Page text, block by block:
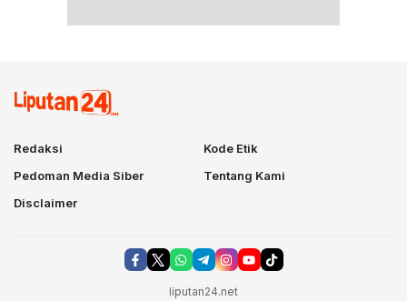
Redaksi
Kode Etik
Pedoman Media Siber
Tentang Kami
Disclaimer
liputan24.net